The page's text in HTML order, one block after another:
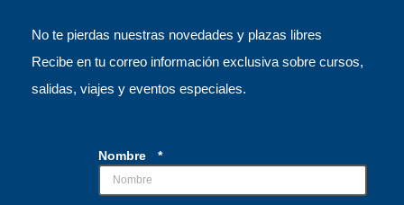
No te pierdas nuestras novedades y plazas libres
Recibe en tu correo información exclusiva sobre cursos,
salidas, viajes y eventos especiales.
Nombre *